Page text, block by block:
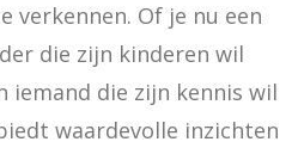
verkennen. Of je nu een
die zijn kinderen wil
iemand die zijn kennis wil
waardevolle inzichten